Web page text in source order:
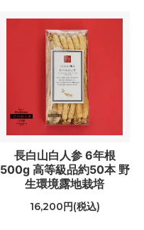
長白山白人参 6年根
500g 高等級品約50本 野
生環境露地栽培
16,200円(税込)